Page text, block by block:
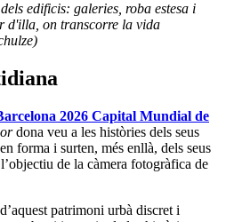
edificis: galeries, roba estesa i
d'illa, on transcorre la vida
2026 Capital Mundial de
dona veu a les històries dels seus
forma i surten, més enllà, dels seus
de la càmera fotogràfica de
patrimoni urbà discret i